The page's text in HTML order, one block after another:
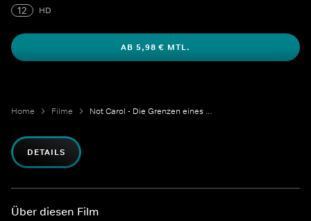
von Müttern und ein Justizsystem, das von archaischen Gesetzen
12 HD
AB 5,98 € MTL.
Home Filme Not Carol - Die Grenzen eines Rechtssystems
DETAILS
Über diesen Film